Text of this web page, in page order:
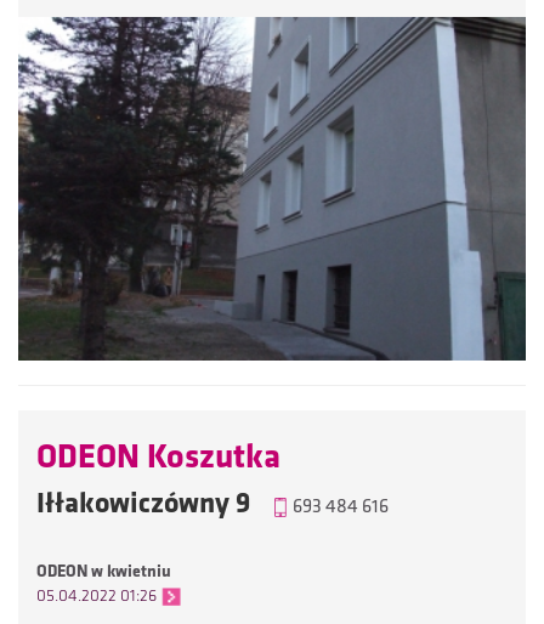
ODEON Koszutka
Iłłakowiczówny 9 693 484 616
ODEON w kwietniu
05.04.2022 01:26